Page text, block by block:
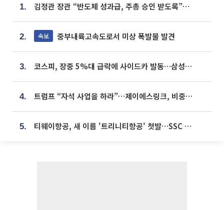
1. 김정관 장관 “반도체 성과급, 주총 승인 받도록”…상법·자본시장법 개정 시사
2. 속보 중부내륙고속도로서 미상 폭발물 발견
3. 코스피, 장중 5%대 급락에 사이드카 발동…삼성·SK 동반 폭락
4. 트럼프 “자석 사업을 하라”…제이에스링크, 비중국 영구자석 공급망 구축 속도
5. 티웨이항공, 새 이름 '트리니티항공' 첫발…SSC 전략 본격화